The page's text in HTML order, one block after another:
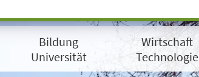
Bildung
Universität
Wirtschaft
Technologie